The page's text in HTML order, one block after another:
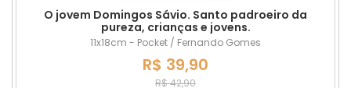
O jovem Domingos Sávio. Santo padroeiro da
pureza, crianças e jovens.
11x18cm - Pocket / Fernando Gomes
R$ 39,90
R$ 42,90